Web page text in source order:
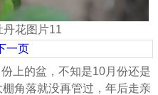
丹花图片11
一页
上的盆，不知是10月份还是
角落就没再管过，年后走亲